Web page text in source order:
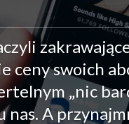
ceny swoich
„nic
nas. A